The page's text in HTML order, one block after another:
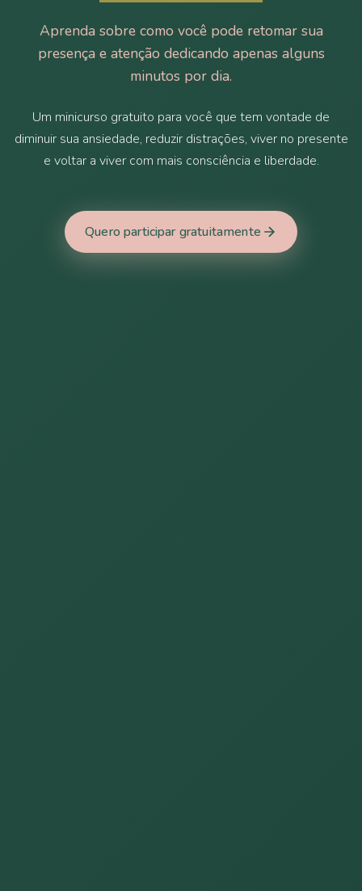
Aprenda sobre como você pode retomar sua
presença e atenção dedicando apenas alguns
minutos por dia.
Um minicurso gratuito para você que tem vontade de
diminuir sua ansiedade, reduzir distrações, viver no presente
e voltar a viver com mais consciência e liberdade.
Quero participar gratuitamente